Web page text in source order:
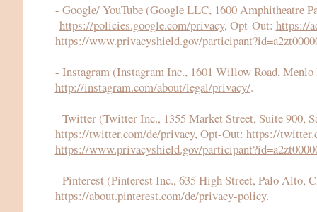
- Google/ YouTube (Google LLC, 1600 Amphitheatre
https://policies.google.com/privacy, Opt-Out: https://
https://www.privacyshield.gov/
- Instagram (Instagram Inc., 1601 Willow Road,
http://instagram.com/about/legal/privacy/.
- Twitter (Twitter Inc., 1355 Market Street, Suite 900,
https://twitter.com/de/privacy, Opt-Out: https://
https://www.privacyshield.gov/
- Pinterest (Pinterest Inc., 635 High Street, Palo
https://about.pinterest.com/de/privacy-policy.